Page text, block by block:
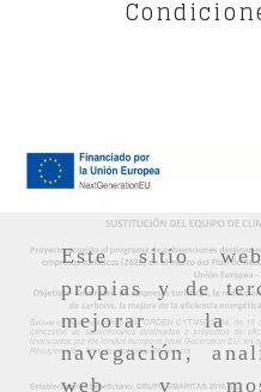
Este sitio
propias y de
mejorar la
navegación,
web y